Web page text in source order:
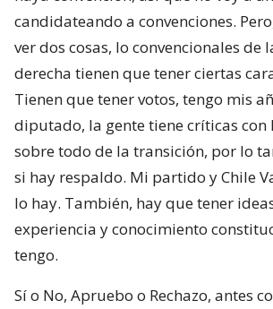
candidateando a convenciones.
ver dos cosas, lo convencionales de
derecha tienen que tener ciertas
Tienen que tener votos, tengo mis
diputado, la gente tiene críticas con
sobre todo de la transición, por lo
si hay respaldo. Mi partido y Chile
lo hay. También, hay que tener
experiencia y conocimiento
tengo.
Sí o No, Apruebo o Rechazo, antes